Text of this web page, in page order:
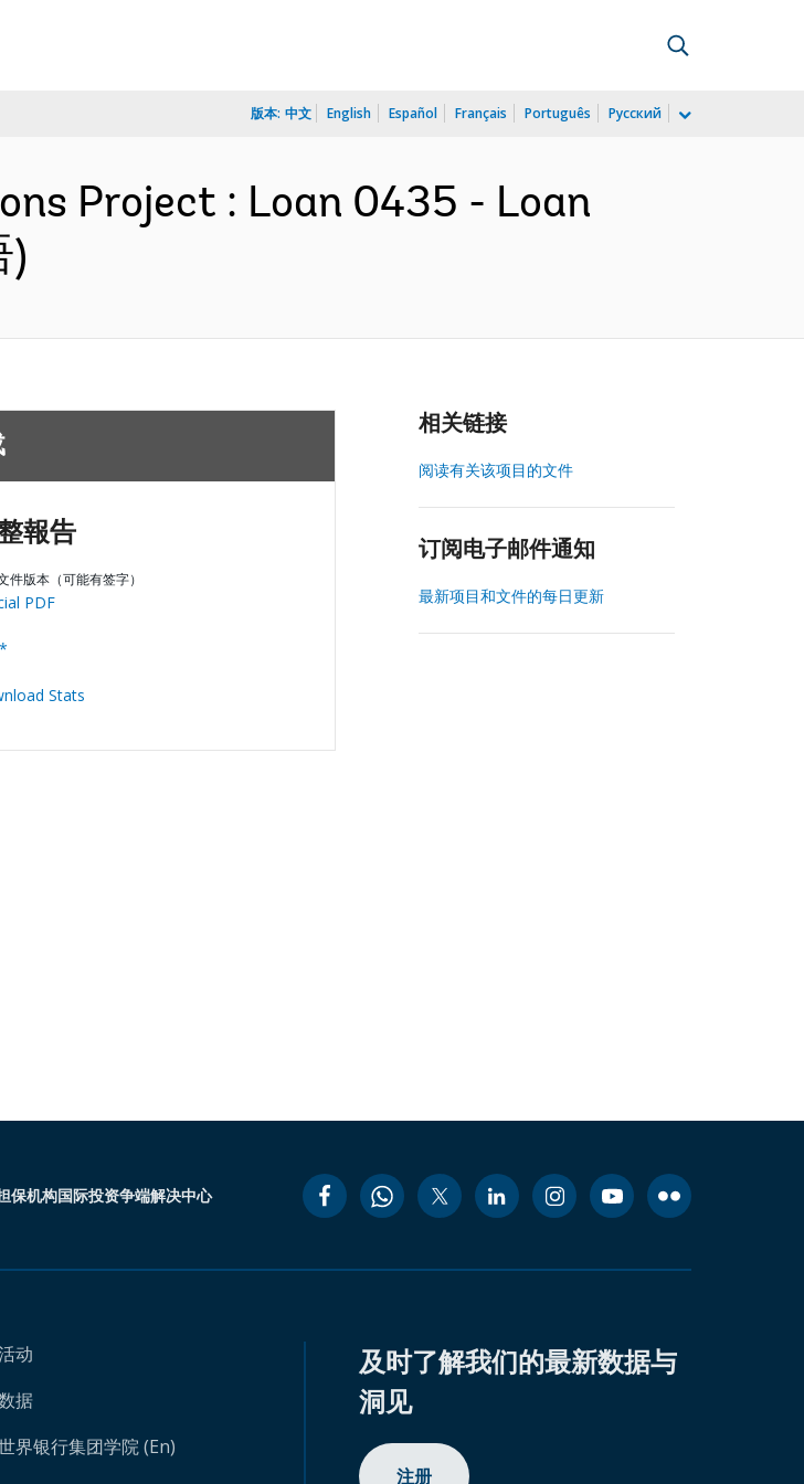
版本: 中文 English Español Français Português Русский
Project : Loan 0435 - Loan
)
報告
件版本（可能有签字）
PDF
Stats
相关链接
阅读有关该项目的文件
订阅电子邮件通知
最新项目和文件的每日更新
保机构国际投资争端解决中心
动
据
界银行集团学院 (En)
及时了解我们的最新数据与
洞见
注册